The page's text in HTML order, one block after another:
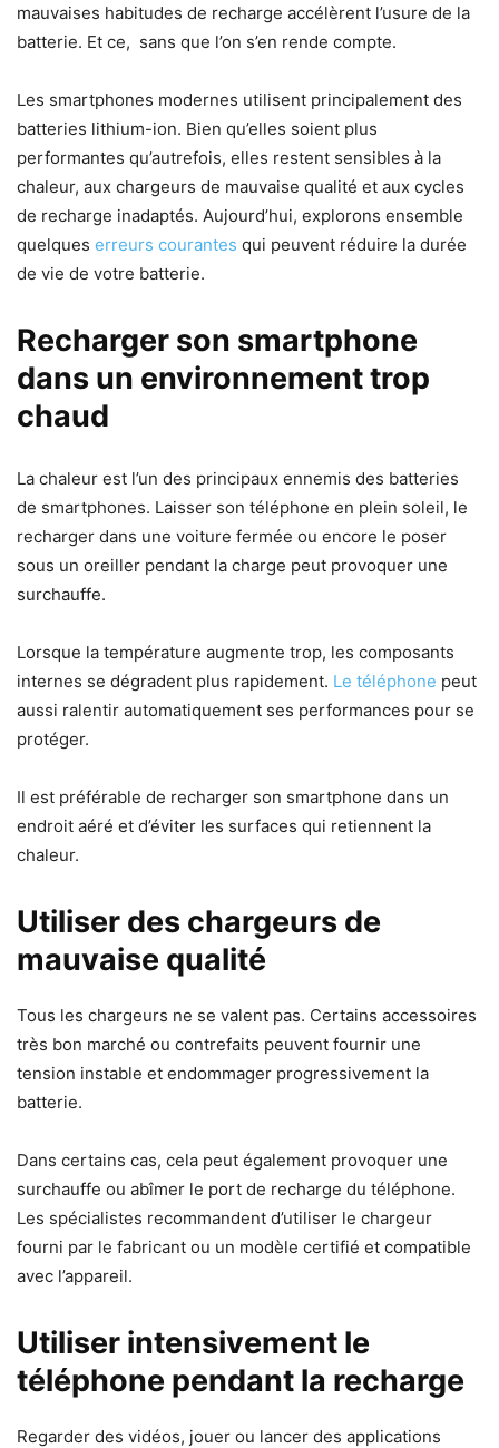
mauvaises habitudes de recharge accélèrent l’usure de la
batterie. Et ce, sans que l’on s’en rende compte.
Les smartphones modernes utilisent principalement des
batteries lithium-ion. Bien qu’elles soient plus
performantes qu’autrefois, elles restent sensibles à la
chaleur, aux chargeurs de mauvaise qualité et aux cycles
de recharge inadaptés. Aujourd’hui, explorons ensemble
quelques erreurs courantes qui peuvent réduire la durée
de vie de votre batterie.
Recharger son smartphone
dans un environnement trop
chaud
La chaleur est l’un des principaux ennemis des batteries
de smartphones. Laisser son téléphone en plein soleil, le
recharger dans une voiture fermée ou encore le poser
sous un oreiller pendant la charge peut provoquer une
surchauffe.
Lorsque la température augmente trop, les composants
internes se dégradent plus rapidement. Le téléphone peut
aussi ralentir automatiquement ses performances pour se
protéger.
Il est préférable de recharger son smartphone dans un
endroit aéré et d’éviter les surfaces qui retiennent la
chaleur.
Utiliser des chargeurs de
mauvaise qualité
Tous les chargeurs ne se valent pas. Certains accessoires
très bon marché ou contrefaits peuvent fournir une
tension instable et endommager progressivement la
batterie.
Dans certains cas, cela peut également provoquer une
surchauffe ou abîmer le port de recharge du téléphone.
Les spécialistes recommandent d’utiliser le chargeur
fourni par le fabricant ou un modèle certifié et compatible
avec l’appareil.
Utiliser intensivement le
téléphone pendant la recharge
Regarder des vidéos, jouer ou lancer des applications